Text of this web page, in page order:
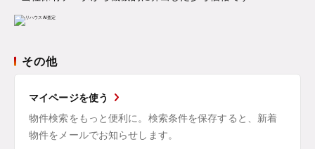
その他
マイページを使う
物件検索をもっと便利に。検索条件を保存すると、新着
物件をメールでお知らせします。